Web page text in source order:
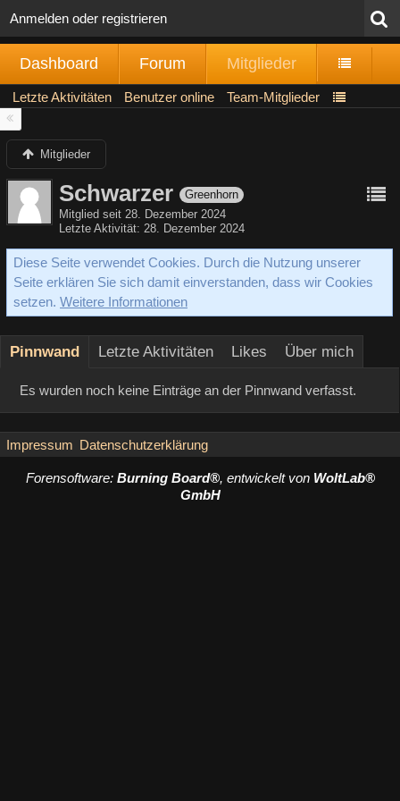
Anmelden oder registrieren
Dashboard Forum Mitglieder
Letzte Aktivitäten Benutzer online Team-Mitglieder
Mitglieder
Schwarzer
Greenhorn
Mitglied seit 28. Dezember 2024
Letzte Aktivität 28. Dezember 2024
Diese Seite verwendet Cookies. Durch die Nutzung unserer
Seite erklären Sie sich damit einverstanden, dass wir Cookies
setzen. Weitere Informationen
Pinnwand Letzte Aktivitäten Likes Über mich
Es wurden noch keine Einträge an der Pinnwand verfasst.
Impressum Datenschutzerklärung
Forensoftware: Burning Board®, entwickelt von WoltLab®
GmbH